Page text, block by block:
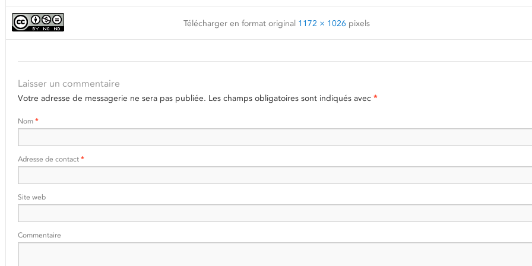
Télécharger en format original 1172 × 1026pixels
Laisser un commentaire
Votre adresse de messagerie ne sera pas publiée. Les champs obligatoires sont indiqués avec *
Nom *
Adresse de contact *
Site web
Commentaire